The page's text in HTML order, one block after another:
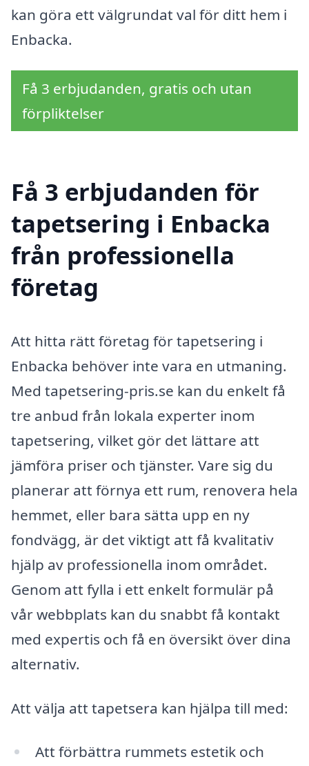
kan göra ett välgrundat val för ditt hem i
Enbacka.
Få 3 erbjudanden, gratis och utan
förpliktelser
Få 3 erbjudanden för
tapetsering i Enbacka
från professionella
företag
Att hitta rätt företag för tapetsering i
Enbacka behöver inte vara en utmaning.
Med tapetsering-pris.se kan du enkelt få
tre anbud från lokala experter inom
tapetsering, vilket gör det lättare att
jämföra priser och tjänster. Vare sig du
planerar att förnya ett rum, renovera hela
hemmet, eller bara sätta upp en ny
fondvägg, är det viktigt att få kvalitativ
hjälp av professionella inom området.
Genom att fylla i ett enkelt formulär på
vår webbplats kan du snabbt få kontakt
med expertis och få en översikt över dina
alternativ.
Att välja att tapetsera kan hjälpa till med:
Att förbättra rummets estetik och